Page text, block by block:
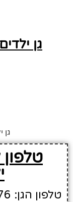
גן
גן
טלפון הגן: 09-7714176